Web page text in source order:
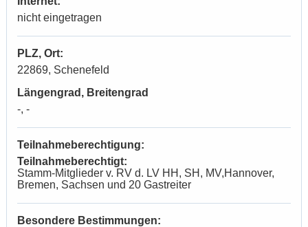
nicht eingetragen
PLZ, Ort:
22869, Schenefeld
Längengrad, Breitengrad
-, -
Teilnahmeberechtigung:
Teilnahmeberechtigt:
Stamm-Mitglieder v. RV d. LV HH, SH, MV,Hannover,
Bremen, Sachsen und 20 Gastreiter
Besondere Bestimmungen: